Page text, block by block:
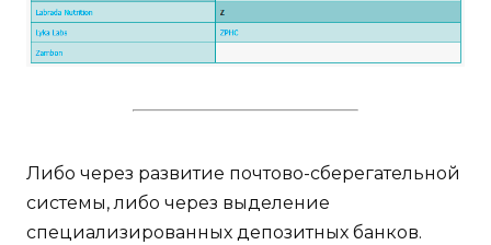
Либо через развитие почтово-сберегательной
системы, либо через выделение
специализированных депозитных банков.